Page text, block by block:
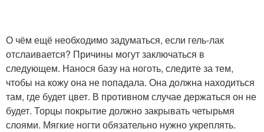
О чём ещё необходимо задуматься, если гель-лак
отслаивается? Причины могут заключаться в
следующем. Нанося базу на ноготь, следите за тем,
чтобы на кожу она не попадала. Она должна находиться
там, где будет цвет. В противном случае держаться он не
будет. Торцы покрытие должно закрывать четырьмя
слоями. Мягкие ногти обязательно нужно укреплять.